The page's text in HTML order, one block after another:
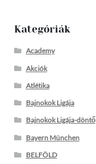
Kategóriák
Academy
Akciók
Atlétika
Bajnokok Ligája
Bajnokok Ligája-döntő
Bayern München
BELFÖLD